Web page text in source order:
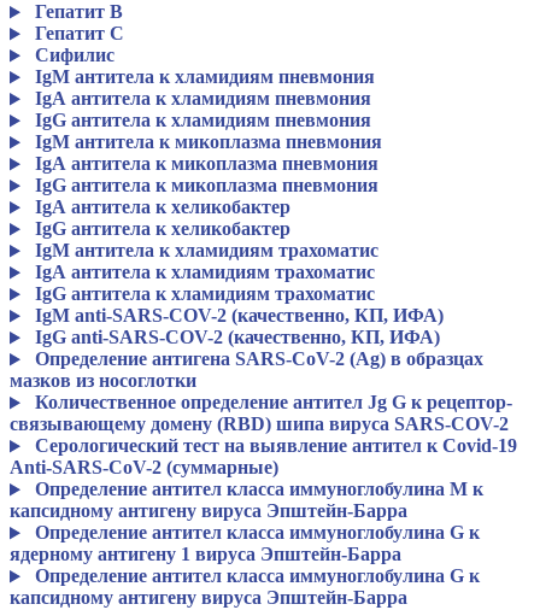
Гепатит В
Гепатит С
Сифилис
IgМ антитела к хламидиям пневмония
IgА антитела к хламидиям пневмония
IgG антитела к хламидиям пневмония
IgМ антитела к микоплазма пневмония
IgА антитела к микоплазма пневмония
IgG антитела к микоплазма пневмония
IgА антитела к хеликобактер
IgG антитела к хеликобактер
IgМ антитела к хламидиям трахоматис
IgА антитела к хламидиям трахоматис
IgG антитела к хламидиям трахоматис
IgM anti-SARS-COV-2 (качественно, КП, ИФА)
IgG anti-SARS-COV-2 (качественно, КП, ИФА)
Определение антигена SARS-CoV-2 (Ag) в образцах
мазков из носоглотки
Количественное определение антител Jg G к рецептор-
связывающему домену (RBD) шипа вируса SARS-COV-2
Серологический тест на выявление антител к Covid-19
Anti-SARS-CoV-2 (суммарные)
Определение антител класса иммуноглобулина М к
капсидному антигену вируса Эпштейн-Барра
Определение антител класса иммуноглобулина G к
ядерному антигену 1 вируса Эпштейн-Барра
Определение антител класса иммуноглобулина G к
капсидному антигену вируса Эпштейн-Барра